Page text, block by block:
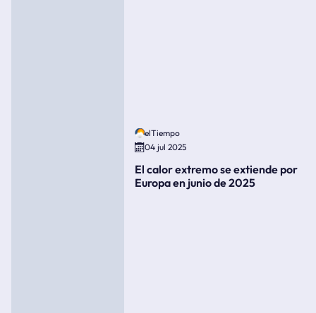
elTiempo
04 jul 2025
El calor extremo se extiende por
Europa en junio de 2025